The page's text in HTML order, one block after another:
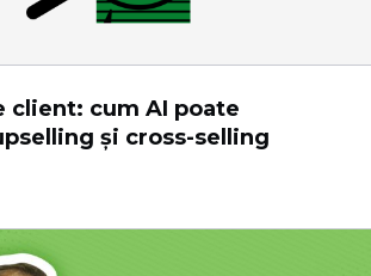
client: cum AI poate
și cross-selling